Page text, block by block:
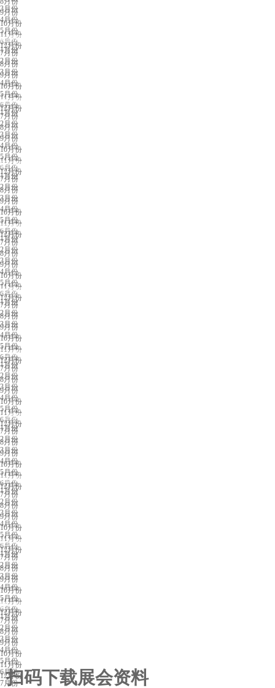
9月份
10月份
11月份
12月份
3月份
4月份
5月份
6月份
7月份
8月份
9月份
10月份
11月份
12月份
南昌展会排期
1月份
2月份
3月份
4月份
5月份
6月份
7月份
8月份
9月份
10月份
11月份
12月份
东营展会排期
1月份
2月份
3月份
4月份
5月份
6月份
7月份
8月份
9月份
10月份
11月份
12月份
厦门展会排期
1月份
2月份
3月份
4月份
5月份
6月份
7月份
8月份
9月份
10月份
11月份
12月份
青岛展会排期
1月份
2月份
3月份
4月份
5月份
6月份
7月份
8月份
9月份
10月份
11月份
12月份
东莞展会排期
1月份
2月份
3月份
4月份
5月份
6月份
7月份
8月份
9月份
10月份
11月份
12月份
天津展会排期
1月份
2月份
3月份
4月份
5月份
6月份
7月份
8月份
9月份
10月份
11月份
12月份
合肥展会排期
1月份
2月份
3月份
4月份
5月份
6月份
7月份
8月份
9月份
10月份
11月份
12月份
福州展会排期
1月份
2月份
3月份
4月份
5月份
6月份
7月份
8月份
9月份
10月份
11月份
12月份
兰州展会排期
1月份
2月份
3月份
4月份
5月份
6月份
7月份
8月份
9月份
10月份
11月份
12月份
昆明展会排期
1月份
2月份
3月份
4月份
5月份
6月份
7月份
扫码下载展会资料